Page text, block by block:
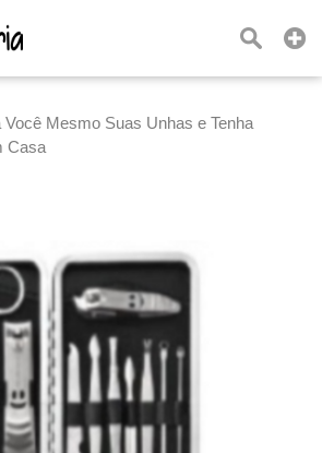
Mesmo Suas Unhas e Tenha
Casa